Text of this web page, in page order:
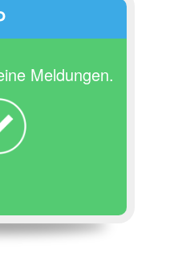
Meldungen.